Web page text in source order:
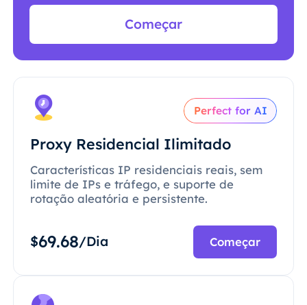
Começar
Perfect for AI
Proxy Residencial Ilimitado
Características IP residenciais reais, sem
limite de IPs e tráfego, e suporte de
rotação aleatória e persistente.
$69.68/Dia Começar